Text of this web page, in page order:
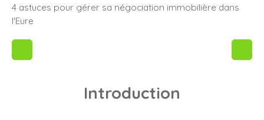
4 astuces pour gérer sa négociation immobilière dans
l'Eure
Introduction